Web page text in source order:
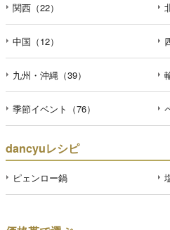
関西（22）
中国（12）
九州・沖縄（39）
季節イベント（76）
dancyuレシピ
ピェンロー鍋